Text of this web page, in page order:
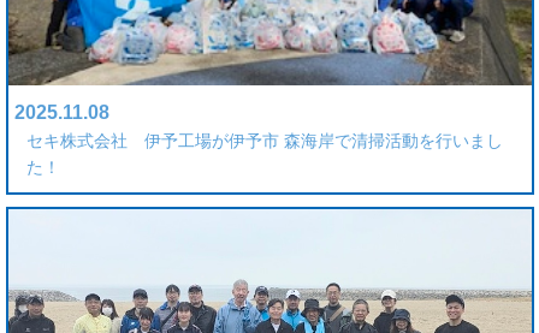
2025.11.08
セキ株式会社 伊予工場が伊予市 森海岸で清掃活動を行いまし
た！